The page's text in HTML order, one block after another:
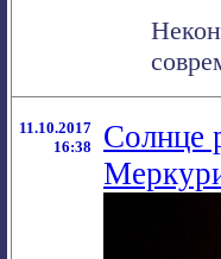
11.10.2017
16:38
Солнце